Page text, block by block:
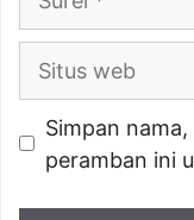
Situs
Simpan
peramban ini